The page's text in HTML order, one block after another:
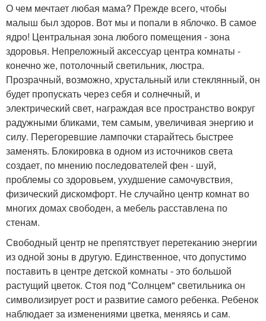
О чем мечтает любая мама? Прежде всего, чтобы
малыш был здоров. Вот мы и попали в яблочко. В самое
ядро! Центральная зона любого помещения - зона
здоровья. Непреложный аксессуар центра комнаты -
конечно же, потолочный светильник, люстра.
Прозрачный, возможно, хрустальный или стеклянный, он
будет пропускать через себя и солнечный, и
электрический свет, награждая все пространство вокруг
радужными бликами, тем самым, увеличивая энергию и
силу. Перегоревшие лампочки старайтесь быстрее
заменять. Блокировка в одном из источников света
создает, по мнению последователей фен - шуй,
проблемы со здоровьем, ухудшение самочувствия,
физический дискомфорт. Не случайно центр комнат во
многих домах свободен, а мебель расставлена по
стенам.
Свободный центр не препятствует перетеканию энергии
из одной зоны в другую. Единственное, что допустимо
поставить в центре детской комнаты - это большой
растущий цветок. Стоя под "Солнцем" светильника он
символизирует рост и развитие самого ребенка. Ребенок
наблюдает за изменениями цветка, меняясь и сам.